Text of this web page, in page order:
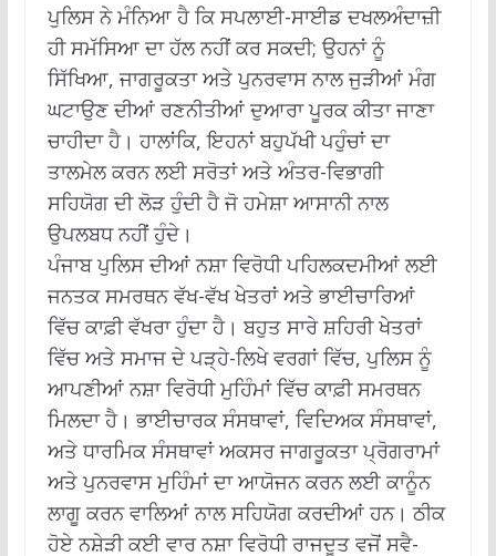
ਪੁਲਿਸ ਨੇ ਮੰਨਿਆ ਹੈ ਕਿ ਸਪਲਾਈ-ਸਾਈਡ ਦਖਲਅੰਦਾਜ਼ੀ
ਹੀ ਸਮੱਸਿਆ ਦਾ ਹੱਲ ਨਹੀਂ ਕਰ ਸਕਦੀ; ਉਹਨਾਂ ਨੂੰ
ਸਿੱਖਿਆ, ਜਾਗਰੂਕਤਾ ਅਤੇ ਪੁਨਰਵਾਸ ਨਾਲ ਜੁੜੀਆਂ ਮੰਗ
ਘਟਾਉਣ ਦੀਆਂ ਰਣਨੀਤੀਆਂ ਦੁਆਰਾ ਪੂਰਕ ਕੀਤਾ ਜਾਣਾ
ਚਾਹੀਦਾ ਹੈ। ਹਾਲਾਂਕਿ, ਇਹਨਾਂ ਬਹੁਪੱਖੀ ਪਹੁੰਚਾਂ ਦਾ
ਤਾਲਮੇਲ ਕਰਨ ਲਈ ਸਰੋਤਾਂ ਅਤੇ ਅੰਤਰ-ਵਿਭਾਗੀ
ਸਹਿਯੋਗ ਦੀ ਲੋੜ ਹੁੰਦੀ ਹੈ ਜੋ ਹਮੇਸ਼ਾ ਆਸਾਨੀ ਨਾਲ
ਉਪਲਬਧ ਨਹੀਂ ਹੁੰਦੇ।
ਪੰਜਾਬ ਪੁਲਿਸ ਦੀਆਂ ਨਸ਼ਾ ਵਿਰੋਧੀ ਪਹਿਲਕਦਮੀਆਂ ਲਈ
ਜਨਤਕ ਸਮਰਥਨ ਵੱਖ-ਵੱਖ ਖੇਤਰਾਂ ਅਤੇ ਭਾਈਚਾਰਿਆਂ
ਵਿੱਚ ਕਾਫ਼ੀ ਵੱਖਰਾ ਹੁੰਦਾ ਹੈ। ਬਹੁਤ ਸਾਰੇ ਸ਼ਹਿਰੀ ਖੇਤਰਾਂ
ਵਿੱਚ ਅਤੇ ਸਮਾਜ ਦੇ ਪੜ੍ਹੇ-ਲਿਖੇ ਵਰਗਾਂ ਵਿੱਚ, ਪੁਲਿਸ ਨੂੰ
ਆਪਣੀਆਂ ਨਸ਼ਾ ਵਿਰੋਧੀ ਮੁਹਿੰਮਾਂ ਵਿੱਚ ਕਾਫ਼ੀ ਸਮਰਥਨ
ਮਿਲਦਾ ਹੈ। ਭਾਈਚਾਰਕ ਸੰਸਥਾਵਾਂ, ਵਿਦਿਅਕ ਸੰਸਥਾਵਾਂ,
ਅਤੇ ਧਾਰਮਿਕ ਸੰਸਥਾਵਾਂ ਅਕਸਰ ਜਾਗਰੂਕਤਾ ਪ੍ਰੋਗਰਾਮਾਂ
ਅਤੇ ਪੁਨਰਵਾਸ ਮੁਹਿੰਮਾਂ ਦਾ ਆਯੋਜਨ ਕਰਨ ਲਈ ਕਾਨੂੰਨ
ਲਾਗੂ ਕਰਨ ਵਾਲਿਆਂ ਨਾਲ ਸਹਿਯੋਗ ਕਰਦੀਆਂ ਹਨ। ਠੀਕ
ਹੋਏ ਨਸ਼ੇੜੀ ਕਈ ਵਾਰ ਨਸ਼ਾ ਵਿਰੋਧੀ ਰਾਜਦੂਤ ਵਜੋਂ ਸਵੈ-